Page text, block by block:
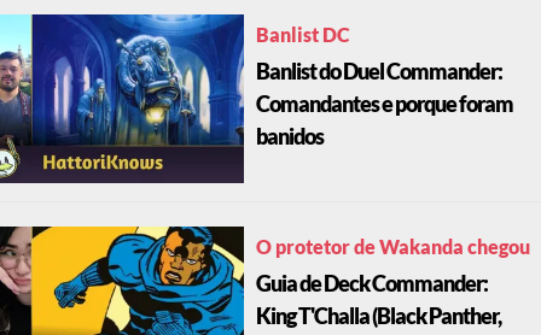
Banlist DC
Banlist do Duel Commander:
Comandantes e porque foram
banidos
O protetor de Wakanda chegou
Guia de Deck Commander:
King T'Challa (Black Panther,